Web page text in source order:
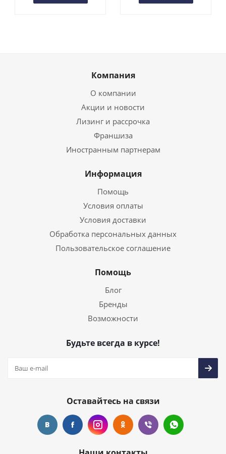
Компания
О компании
Акции и новости
Лизинг и рассрочка
Франшиза
Иностранным партнерам
Информация
Помощь
Условия оплаты
Условия доставки
Обработка персональных данных
Пользовательское соглашение
Помощь
Блог
Бренды
Возможности
Будьте всегда в курсе!
Оставайтесь на связи